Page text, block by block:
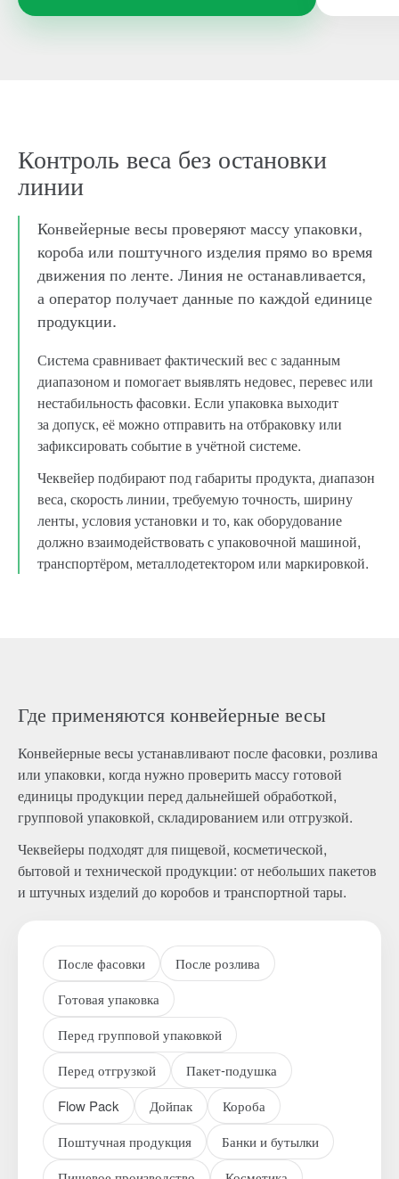
Контроль веса без остановки
линии
Конвейерные весы проверяют массу упаковки,
короба или поштучного изделия прямо во время
движения по ленте. Линия не останавливается,
а оператор получает данные по каждой единице
продукции.
Система сравнивает фактический вес с заданным
диапазоном и помогает выявлять недовес, перевес или
нестабильность фасовки. Если упаковка выходит
за допуск, её можно отправить на отбраковку или
зафиксировать событие в учётной системе.
Чеквейер подбирают под габариты продукта, диапазон
веса, скорость линии, требуемую точность, ширину
ленты, условия установки и то, как оборудование
должно взаимодействовать с упаковочной машиной,
транспортёром, металлодетектором или маркировкой.
Где применяются конвейерные весы
Конвейерные весы устанавливают после фасовки, розлива
или упаковки, когда нужно проверить массу готовой
единицы продукции перед дальнейшей обработкой,
групповой упаковкой, складированием или отгрузкой.
Чеквейеры подходят для пищевой, косметической,
бытовой и технической продукции: от небольших пакетов
и штучных изделий до коробов и транспортной тары.
После фасовки
После розлива
Готовая упаковка
Перед групповой упаковкой
Перед отгрузкой
Пакет-подушка
Flow Pack
Дойпак
Короба
Поштучная продукция
Банки и бутылки